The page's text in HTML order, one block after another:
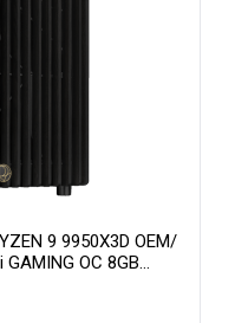
9 9950X3D OEM/
OC 8GB